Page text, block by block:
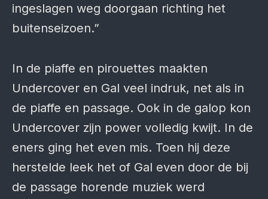
ingeslagen weg doorgaan richting het
buitenseizoen.”
In de piaffe en pirouettes maakten
Undercover en Gal veel indruk, net als in
de piaffe en passage. Ook in de galop kon
Undercover zijn power volledig kwijt. In de
eners ging het even mis. Toen hij deze
herstelde leek het of Gal even door de bij
de passage horende muziek werd